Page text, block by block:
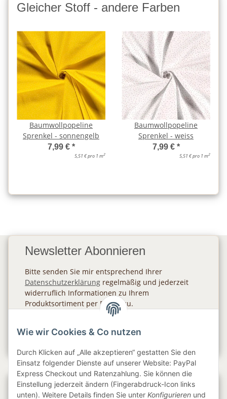
Gleicher Stoff - andere Farben
Baumwollpopeline
Sprenkel - sonnengelb
7,99 € *
5,51 € pro 1 m2
Baumwollpopeline
Sprenkel - weiss
7,99 € *
5,51 € pro 1 m2
Newsletter Abonnieren
Bitte senden Sie mir entsprechend Ihrer
Datenschutzerklärung regelmäßig und jederzeit
widerruflich Informationen zu Ihrem
Produktsortiment per E-Mail zu.
Gesetzliche Informationen
Wie wir Cookies & Co nutzen
Durch Klicken auf „Alle akzeptieren“ gestatten Sie den
Einsatz folgender Dienste auf unserer Website: PayPal
Express Checkout und Ratenzahlung. Sie können die
Einstellung jederzeit ändern (Fingerabdruck-Icon links
unten). Weitere Details finden Sie unter Konfigurieren und